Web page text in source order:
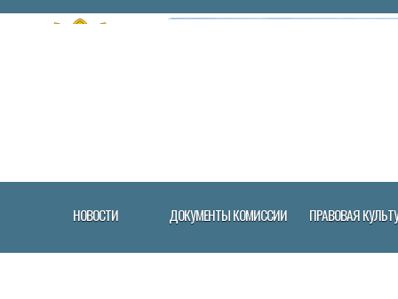
НОВОСТИ ДОКУМЕНТЫ КОМИССИИ ПРАВОВАЯ